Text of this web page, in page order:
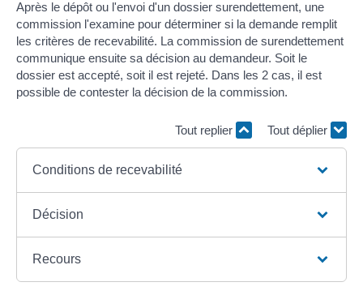
Après le dépôt ou l'envoi d'un dossier surendettement, une
commission l'examine pour déterminer si la demande remplit
les critères de recevabilité. La commission de surendettement
communique ensuite sa décision au demandeur. Soit le
dossier est accepté, soit il est rejeté. Dans les 2 cas, il est
possible de contester la décision de la commission.
Tout replier Tout déplier
Conditions de recevabilité
Décision
Recours